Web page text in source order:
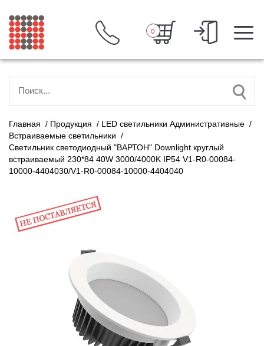
0
Главная / Продукция / LED светильники Административные /
Встраиваемые светильники /
Светильник светодиодный "ВАРТОН" Downlight круглый
встраиваемый 230*84 40W 3000/4000K IP54 V1-R0-00084-
10000-4404030/V1-R0-00084-10000-4404040